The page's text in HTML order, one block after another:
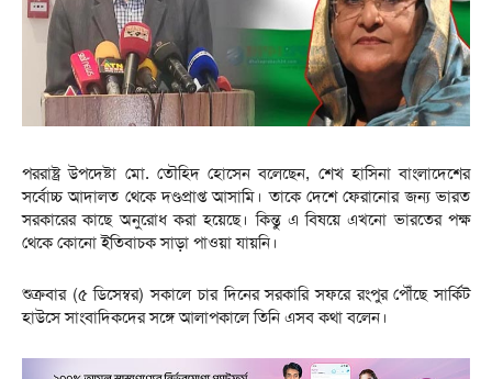
পররাষ্ট্র উপদেষ্টা মো. তৌহিদ হোসেন বলেছেন, শেখ হাসিনা বাংলাদেশের
সর্বোচ্চ আদালত থেকে দণ্ডপ্রাপ্ত আসামি। তাকে দেশে ফেরানোর জন্য ভারত
সরকারের কাছে অনুরোধ করা হয়েছে। কিন্তু এ বিষয়ে এখনো ভারতের পক্ষ
থেকে কোনো ইতিবাচক সাড়া পাওয়া যায়নি।
শুক্রবার (৫ ডিসেম্বর) সকালে চার দিনের সরকারি সফরে রংপুর পৌঁছে সার্কিট
হাউসে সাংবাদিকদের সঙ্গে আলাপকালে তিনি এসব কথা বলেন।